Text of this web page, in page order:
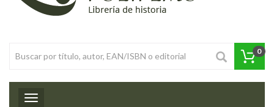
0
Toggle navigation